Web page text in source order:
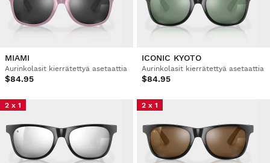
MIAMI
Aurinkolasit kierrätettyä asetaattia
$84.95
ICONIC KYOTO
Aurinkolasit kierrätettyä asetaattia
$84.95
2 x 1 2 x 1